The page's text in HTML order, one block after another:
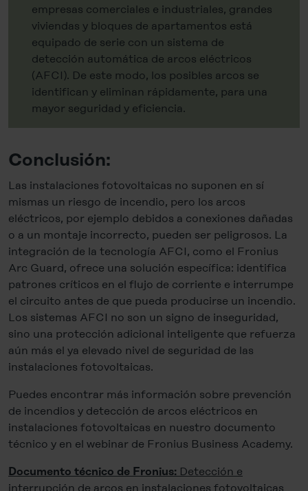
empresas comerciales e industriales, grandes
viviendas y bloques de apartamentos está
equipado de serie con un sistema de
detección automática de arcos eléctricos
(AFCI). De este modo, los posibles arcos se
identifican y eliminan rápidamente, para una
mayor seguridad y eficiencia.
Conclusión:
Las instalaciones fotovoltaicas no suponen en sí
mismas un riesgo de incendio, pero los arcos
eléctricos, por ejemplo debidos a conexiones dañadas
o a un montaje incorrecto, pueden ser peligrosos. La
integración de la tecnología AFCI, como el Fronius
Arc Guard, ofrece una solución específica: identifica
patrones críticos en el flujo de corriente e interrumpe
el circuito antes de que pueda producirse un incendio.
Los sistemas AFCI no son un signo de inseguridad,
sino una protección adicional inteligente que refuerza
aún más el ya elevado nivel de seguridad de las
instalaciones fotovoltaicas.
Puedes encontrar más información sobre prevención
de incendios y detección de arcos eléctricos en
instalaciones fotovoltaicas en nuestro documento
técnico y en el webinar de Fronius Business Academy.
Documento técnico de Fronius: Detección e
interrupción de arcos en instalaciones fotovoltaicas